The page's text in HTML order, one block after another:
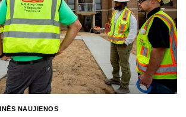
NAUJIENOS